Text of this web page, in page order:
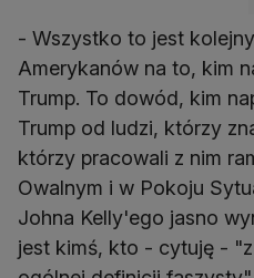
- Wszystko to jest
Amerykanów na to, kim
Trump. To dowód, kim
Trump od ludzi, którzy
którzy pracowali z nim
Owalnym i w Pokoju
Johna Kelly'ego jasno
jest kimś, kto - cytuję -